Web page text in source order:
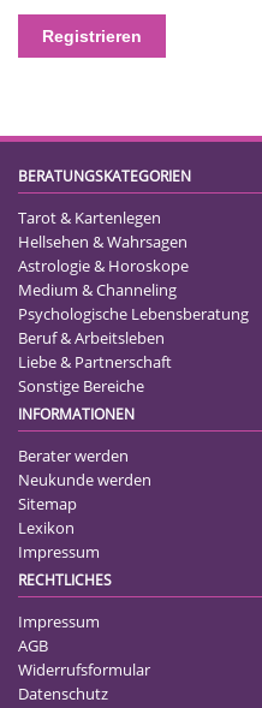
BERATUNGSKATEGORIEN
Tarot & Kartenlegen
Hellsehen & Wahrsagen
Astrologie & Horoskope
Medium & Channeling
Psychologische Lebensberatung
Beruf & Arbeitsleben
Liebe & Partnerschaft
Sonstige Bereiche
INFORMATIONEN
Berater werden
Neukunde werden
Sitemap
Lexikon
Impressum
RECHTLICHES
Impressum
AGB
Widerrufsformular
Datenschutz